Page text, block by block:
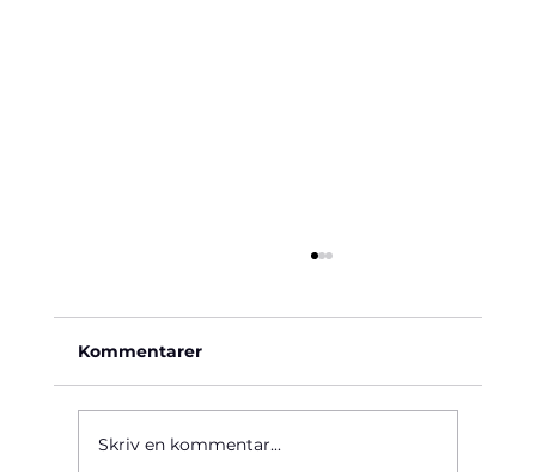
Kommentarer
Skriv en kommentar...